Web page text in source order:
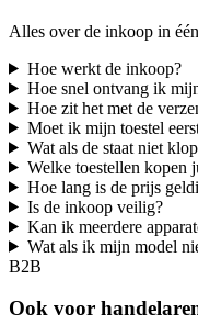
Alles over de inkoop in
Hoe werkt de inkoop?
Hoe snel ontvang ik
Hoe zit het met de
Moet ik mijn toestel
Wat als de staat niet
Welke toestellen kopen
Hoe lang is de prijs
Is de inkoop veilig?
Kan ik meerdere
Wat als ik mijn model
B2B
Ook voor